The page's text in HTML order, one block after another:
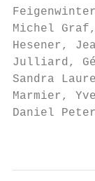
Michel
Hesener,
Julliard,
Sandra
Marmier,
Daniel